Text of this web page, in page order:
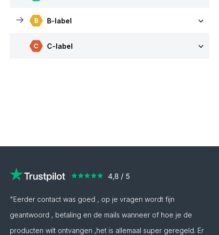
B-label
C-label
"Eerder contact was goed , op je vragen wordt fijn
geantwoord , betaling en de mails wanneer of hoe je de
producten wilt ontvangen ,het is allemaal super geregeld. Er